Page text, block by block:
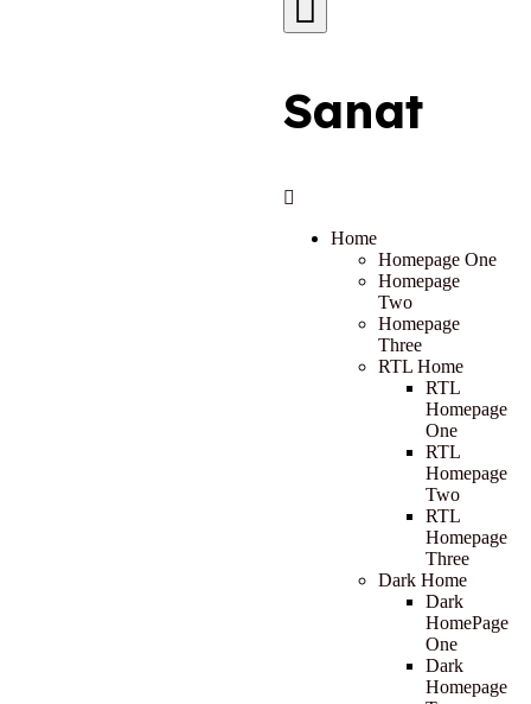
Sanat
Home
Homepage One
Homepage
Two
Homepage
Three
RTL Home
RTL
Homepage
One
RTL
Homepage
Two
RTL
Homepage
Three
Dark Home
Dark
HomePage
One
Dark
Homepage